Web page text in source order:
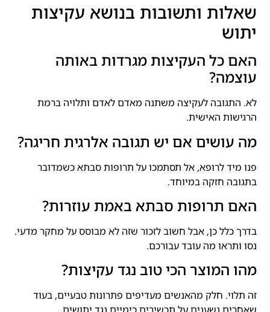
שאלות ותשובות בנושא עקיצות
יתוש
האם כל העקיצות מגרדות באותה
עוצמה?
לא. התגובה לעקיצה משתנה מאדם לאדם ותלויה ברמת
הרגישות האישית.
מה עושים אם יש תגובה אלרגית חריגה?
פנו מיד לרופא, אל תסתמכו על תרופות סבתא כשמדובר
בתגובה חזקה במיוחד.
האם תרופות סבתא באמת עוזרות?
בדרך כלל כן, אבל חשוב לזכור שזה לא מבוסס על מחקר מדעי.
נסו ותראו מה עובד עבורכם.
מהו המוצר הכי טוב נגד עקיצות?
זה תלוי. חלק מהאנשים מעדיפים פתרונות טבעיים, בעוד